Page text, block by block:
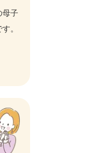
母子
。